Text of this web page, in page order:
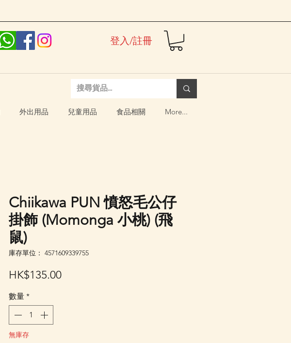
登入/註冊
外出用品 兒童用品 食品相關 More...
Chiikawa PUN 憤怒毛公仔
掛飾 (Momonga 小桃) (飛
鼠)
庫存單位： 4571609339755
HK$135.00價
數量 *
無庫存